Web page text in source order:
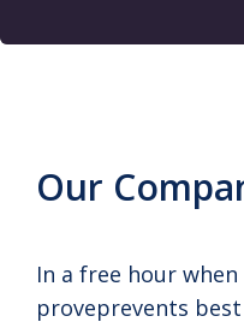
Our
In a free hour
proveprevents